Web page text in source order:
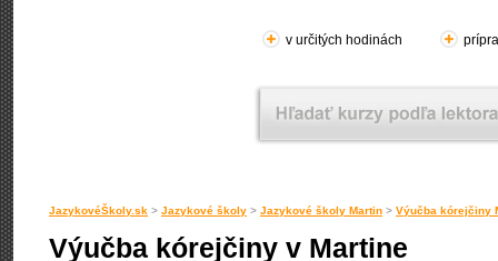
v určitých hodinách
JazykovéŠkoly.sk > Jazykové školy > Jazykové školy Martin > Výučba kórejčiny
Výučba kórejčiny v Martine